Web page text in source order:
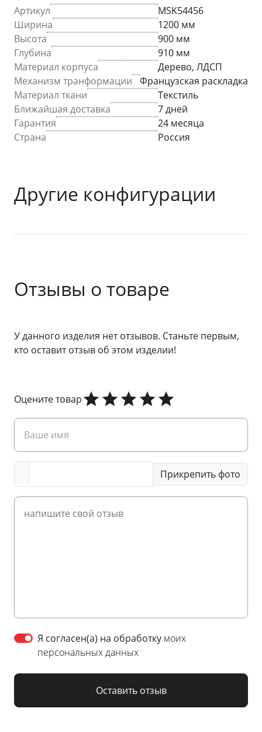
Артикул
MSK54456
Ширина
1200 мм
Высота
900 мм
Глубина
910 мм
Материал корпуса
Дерево, ЛДСП
Механизм транформации
Французская раскладка
Материал ткани
Текстиль
Ближайшая доставка
7 дней
Гарантия
24 месяца
Страна
Россия
Другие конфигурации
Отзывы о товаре
У данного изделия нет отзывов. Станьте первым,
кто оставит отзыв об этом изделии!
Оцените товар
Прикрепить фото
Я согласен(а) на обработку моих
персональных данных
Оставить отзыв